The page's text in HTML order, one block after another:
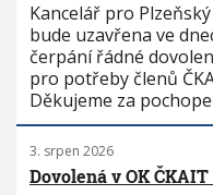
Kancelář pro
bude uzavřena ve
čerpání řádné
pro potřeby členů
Děkujeme za
3. srpen 2026
Dovolená v OK